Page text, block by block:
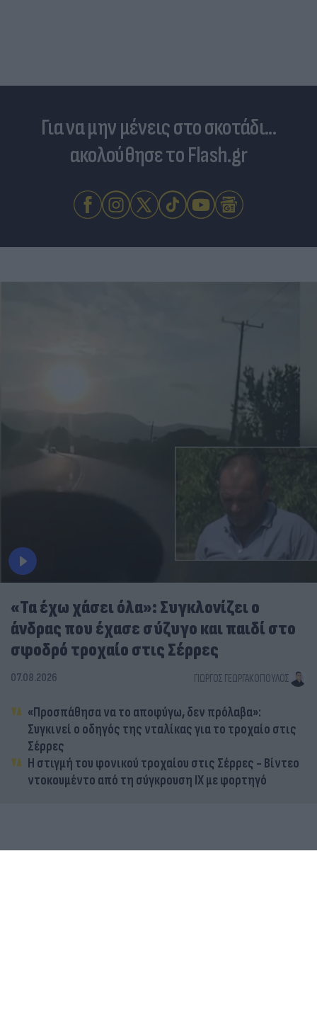
Για να μην μένεις στο σκοτάδι...
ακολούθησε το Flash.gr
«Τα έχω χάσει όλα»: Συγκλονίζει ο
άνδρας που έχασε σύζυγο και παιδί στο
σφοδρό τροχαίο στις Σέρρες
07.08.2026 ΓΙΏΡΓΟΣ ΓΕΩΡΓΑΚΌΠΟΥΛΟΣ
«Προσπάθησα να το αποφύγω, δεν πρόλαβα»:
Συγκινεί ο οδηγός της νταλίκας για το τροχαίο στις
Σέρρες
Η στιγμή του φονικού τροχαίου στις Σέρρες - Βίντεο
ντοκουμέντο από τη σύγκρουση ΙΧ με φορτηγό